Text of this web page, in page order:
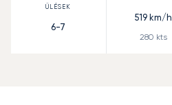
6-7
519 km/h
280 kts